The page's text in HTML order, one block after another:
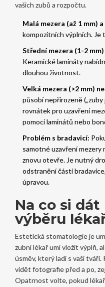
vašich zubů a rozpočtu.
Malá mezera (až 1 mm)
kompozitních výplních. Je
Střední mezera (1-2
Keramické lamináty
dlouhou životnost.
Velká mezera (>2 mm)
působí nepřirozeně
rovnátek pro uzavření
pomocí laminátů nebo
Problém s bradavicí:
samotné uzavření mezery
znovu otevře. Je nutný
odstranění části
úpravou.
Na co si
výběru
Estetická stomatologie je
zubní lékař umí vložit výplň,
úsměv, který ladí s vaší
vidět fotografie před a po,
Opatrnost volte, pokud